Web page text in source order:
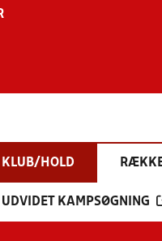
KLUB/HOLD
UDVIDET KAMPSØGNING